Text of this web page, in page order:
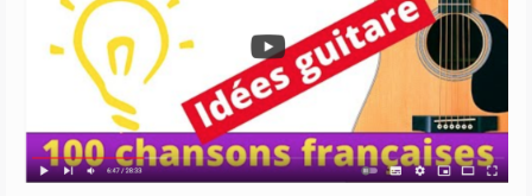
Guitarathon – 100 idées chansons françaises
Tous niveaux